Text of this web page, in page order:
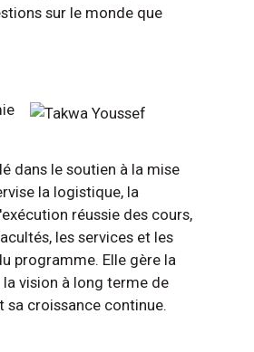
sur le monde que
dans le soutien à la mise
la logistique, la
réussie des cours,
les services et les
programme. Elle gère la
vision à long terme de
sa croissance continue.